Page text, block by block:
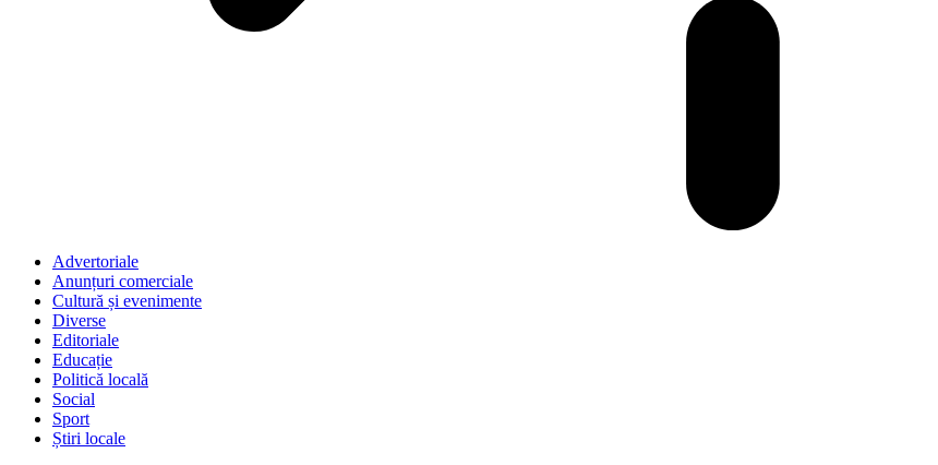
Advertoriale
Anunțuri comerciale
Cultură și evenimente
Diverse
Editoriale
Educație
Politică locală
Social
Sport
Știri locale